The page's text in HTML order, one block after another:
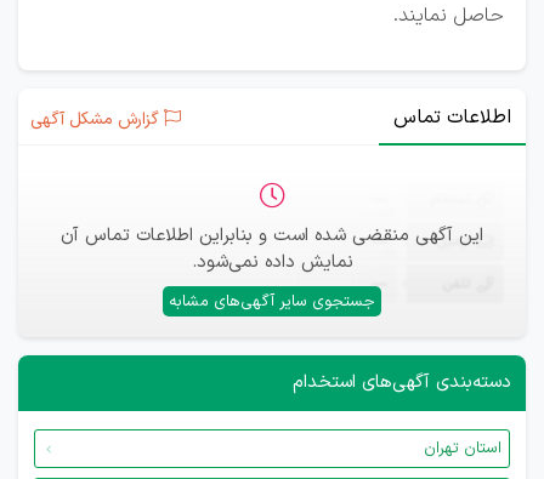
حاصل نمایند.
اطلاعات تماس گزارش مشکل آگهی
این آگهی منقضی شده است و بنابراین اطلاعات تماس آن
نمایش داده نمی‌شود.
جستجوی سایر آگهی‌های مشابه
ایمیل —
—
دسته‌بندی آگهی‌های استخدام
استان تهران